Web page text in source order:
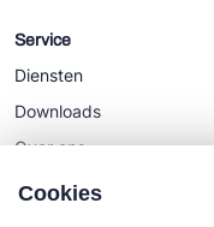
Service
Diensten
Downloads
Over ons
Nieuws
Cookies